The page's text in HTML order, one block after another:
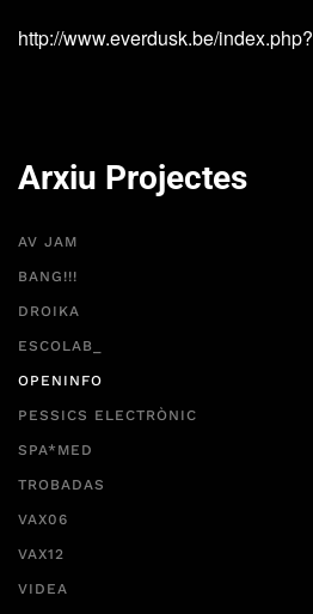
http://www.everdusk.be/index.php?
Arxiu Projectes
AV JAM
BANG!!!
DROIKA
ESCOLAB_
OPENINFO
PESSICS ELECTRÒNIC
SPA*MED
TROBADAS
VAX06
VAX12
VIDEA